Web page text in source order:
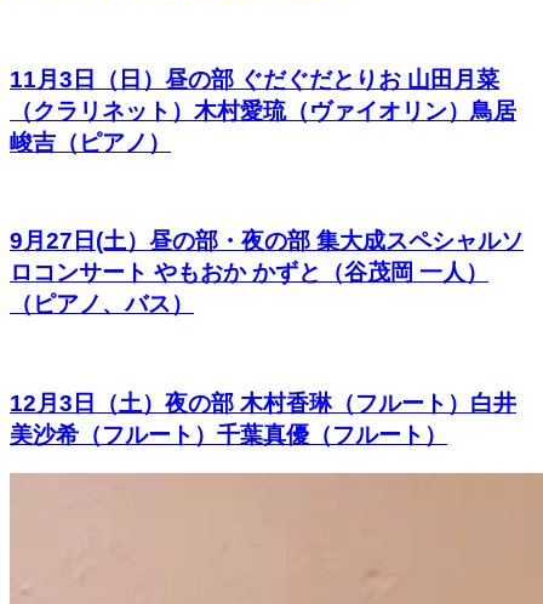
11月3日（日）昼の部 ぐだぐだとりお 山田月菜
（クラリネット）木村愛琉（ヴァイオリン）鳥居
峻吉（ピアノ）
9月27日(土）昼の部・夜の部 集大成スペシャルソ
ロコンサート やもおか かずと（谷茂岡 一人）
（ピアノ、バス）
12月3日（土）夜の部 木村香琳（フルート）白井
美沙希（フルート）千葉真優（フルート）